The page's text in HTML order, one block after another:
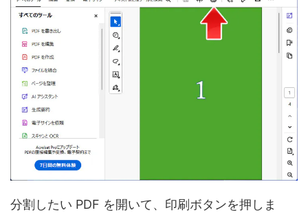
分割したい PDF を開いて、印刷ボタンを押しま